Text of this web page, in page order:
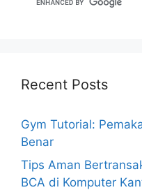
Recent Posts
Gym Tutorial:
Benar
Tips Aman
BCA di Komputer